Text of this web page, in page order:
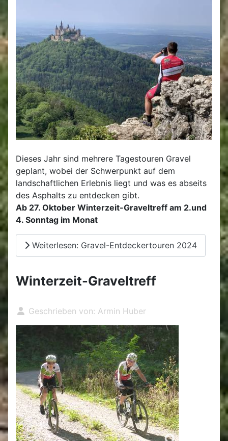
Dieses Jahr sind mehrere Tagestouren Gravel
geplant, wobei der Schwerpunkt auf dem
landschaftlichen Erlebnis liegt und was es abseits
des Asphalts zu entdecken gibt.
Ab 27. Oktober Winterzeit-Graveltreff am 2.und
4. Sonntag im Monat
Weiterlesen: Gravel-Entdeckertouren 2024
Winterzeit-Graveltreff
Geschrieben von: Armin Huber